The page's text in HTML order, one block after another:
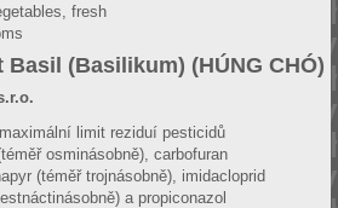
fresh
Basil (Basilikum) (HÚNG CHÓ)
limit reziduí pesticidů
osminásobně), carbofuran
(téměř trojnásobně), imidacloprid
a propiconazol